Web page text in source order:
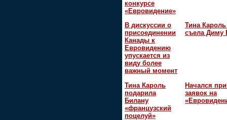
конкурсе
«Евровидение»
В дискуссии о
присоединении
Канады к
Евровидению
упускается из
виду более
важный момент
Тина
съела Диму
Тина Кароль
подарила
Билану
«французский
поцелуй»
Начался
заявок на